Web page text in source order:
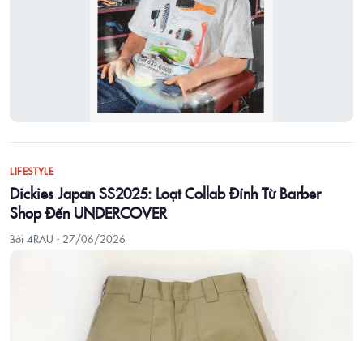
LIFESTYLE
Dickies Japan SS2025: Loạt Collab Đỉnh Từ Barber
Shop Đến UNDERCOVER
Bởi 4RAU · 27/06/2026